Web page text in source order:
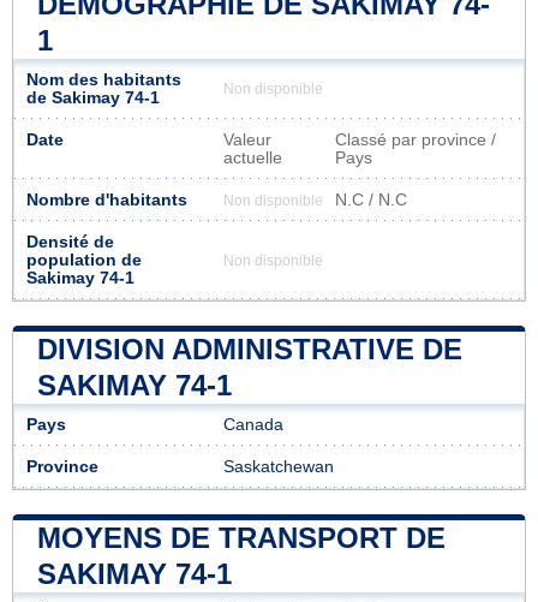
1
Nom des habitants
de Sakimay 74-1
Non disponible
Date
Valeur
actuelle
Classé par province /
Pays
Nombre d'habitants Non disponible N.C / N.C
Densité de
population de
Sakimay 74-1
Non disponible
DIVISION ADMINISTRATIVE DE
SAKIMAY 74-1
Pays Canada
Province Saskatchewan
MOYENS DE TRANSPORT DE
SAKIMAY 74-1